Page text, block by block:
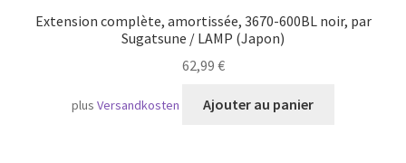
Extension complète, amortissée, 3670-600BL noir, par
Sugatsune / LAMP (Japon)
62,99 €
plusVersandkosten Ajouter au panier